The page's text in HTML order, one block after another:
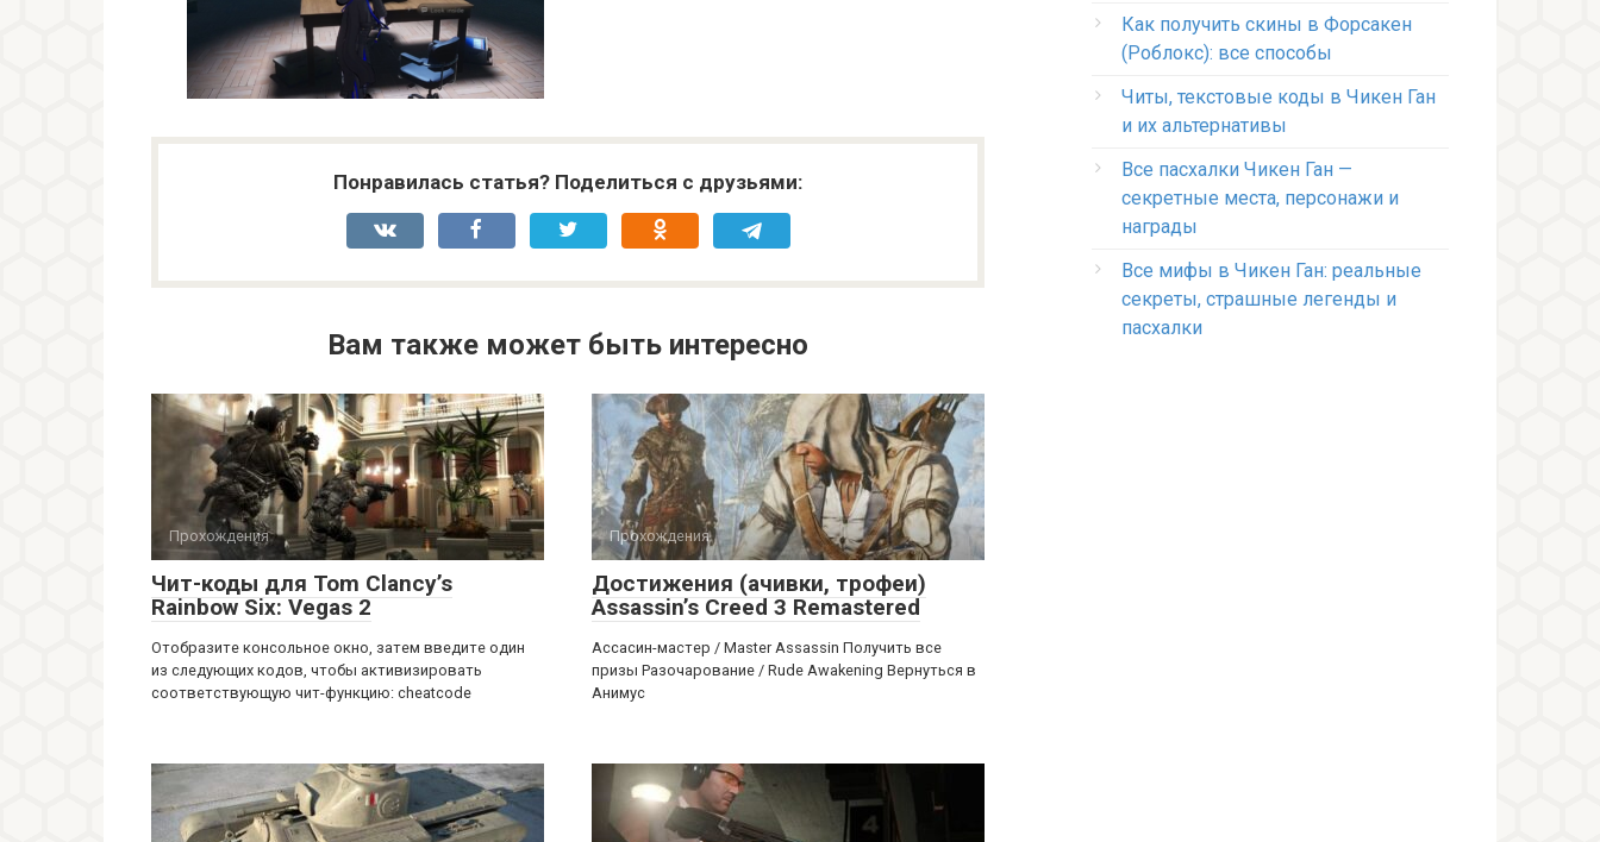
Понравилась статья? Поделиться с друзьями:
Вам также может быть интересно
Прохождения
Чит-коды для Tom Clancy’s
Rainbow Six: Vegas 2
Отобразите консольное окно, затем введите один
из следующих кодов, чтобы активизировать
соответствующую чит-функцию: cheatcode
Прохождения
Достижения (ачивки, трофеи)
Assassin’s Creed 3 Remastered
Ассасин-мастер / Master Assassin Получить все
призы Разочарование / Rude Awakening Вернуться в
Анимус
Как получить скины в Форсакен
(Роблокс): все способы
Читы, текстовые коды в Чикен Ган
и их альтернативы
Все пасхалки Чикен Ган —
секретные места, персонажи и
награды
Все мифы в Чикен Ган: реальные
секреты, страшные легенды и
пасхалки